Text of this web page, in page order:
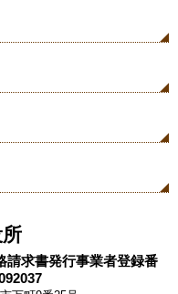
求書発行事業者登録番